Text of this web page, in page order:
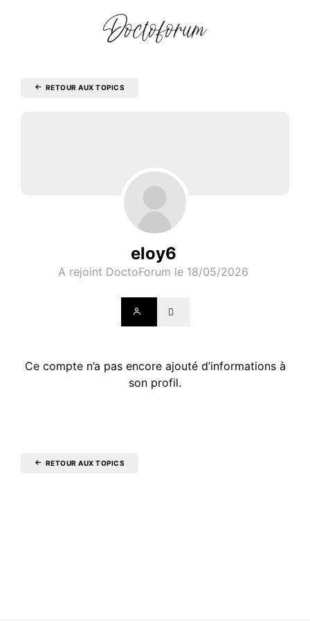
RETOUR AUX TOPICS
eloy6
A rejoint DoctoForum le 18/05/2026
Ce compte n’a pas encore ajouté d’informations à
son profil.
RETOUR AUX TOPICS